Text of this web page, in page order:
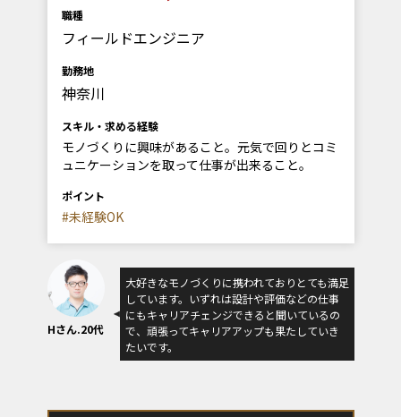
職種
フィールドエンジニア
勤務地
神奈川
スキル・求める経験
モノづくりに興味があること。元気で回りとコミ
ュニケーションを取って仕事が出来ること。
ポイント
#未経験OK
Hさん.20代
大好きなモノづくりに携われておりとても満足
しています。いずれは設計や評価などの仕事
にもキャリアチェンジできると聞いているの
で、頑張ってキャリアアップも果たしていき
たいです。